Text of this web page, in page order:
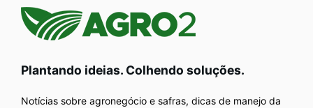
Plantando ideias. Colhendo soluções.
Notícias sobre agronegócio e safras, dicas de manejo da